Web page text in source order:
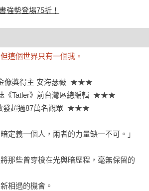
強勢登場75折！
這個世界只有一個我。
像獎得主 安海瑟薇  ★★★
Tatler》前台灣區總編輯  ★★★
超過87萬名觀眾  ★★★
定義一個人，兩者的力量缺一不可。」
那些曾穿梭在光與暗歷程，毫無保留的
相遇的機會。